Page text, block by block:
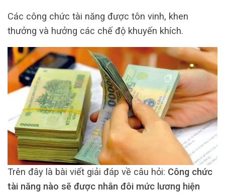
Các công chức tài năng được tôn vinh, khen
thưởng và hưởng các chế độ khuyến khích.
Trên đây là bài viết giải đáp về câu hỏi: Công chức
tài năng nào sẽ được nhân đôi mức lương hiện